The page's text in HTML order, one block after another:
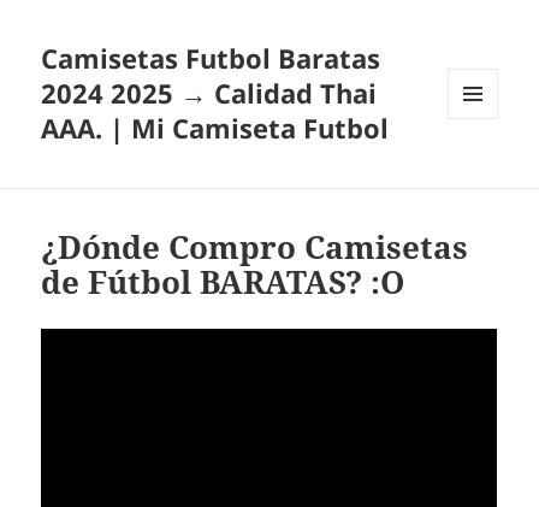
Camisetas Futbol Baratas
2024 2025 → Calidad Thai
AAA. | Mi Camiseta Futbol
¿Dónde Compro Camisetas
de Fútbol BARATAS? :O